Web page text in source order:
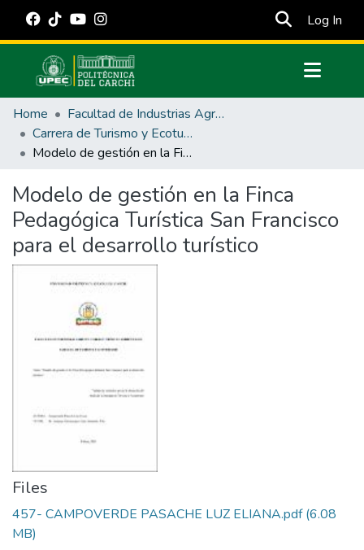
Log In
Communities & Collections
All of DSpace
Statistics
Estadísticas Externas
Manuales
Home
Facultad de Industrias Agropecuarias y Ciencias Ambientales
Carrera de Turismo y Ecoturimo
Modelo de gestión en la Finca Pedagógica Turística San Francisco para el desarrollo turístico
Modelo de gestión en la Finca
Pedagógica Turística San Francisco
para el desarrollo turístico
Files
457- CAMPOVERDE PASACHE LUZ ELIANA.pdf(6.08
MB)